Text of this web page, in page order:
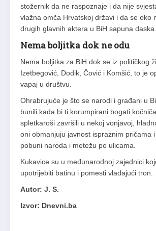
stožernik da ne raspoznaje i da nije
vlažna omča Hrvatskoj državi i da se oko
drugih glavnih aktera u BiH sapuna daska.
Nema boljitka dok ne odu
Nema boljitka za BiH dok se iz političkog
Izetbegović, Dodik, Čović i Komšić, to je
vapaj u društvu.
Ohrabrujuće je što se narodi i građani u
bunili kada bi ti korumpirani bogati
spletkaroši završili u nekoj vonjavoj,
oni obmanjuju javnost ispraznim pričama
pobuni naroda i metežu po ulicama.
Kukavice su u međunarodnoj zajednici
upotrijebiti batinu i pomesti vladajući tron.
Autor: J. S.
Izvor: Dnevni.ba